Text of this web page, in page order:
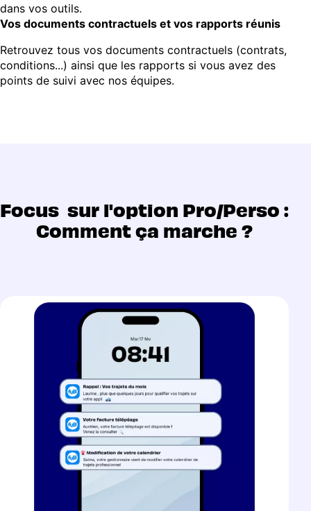
dans vos outils.
Vos documents contractuels et vos rapports réunis
Retrouvez tous vos documents contractuels (contrats,
conditions...) ainsi que les rapports si vous avez des
points de suivi avec nos équipes.
Focus sur l'option Pro/Perso :
Comment ça marche ?